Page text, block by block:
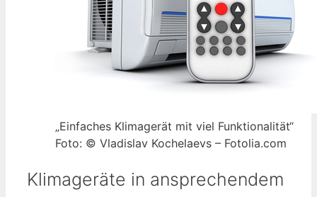
„Einfaches Klimagerät mit viel Funktionalität“
Foto: © Vladislav Kochelaevs – Fotolia.com
Klimageräte in ansprechendem